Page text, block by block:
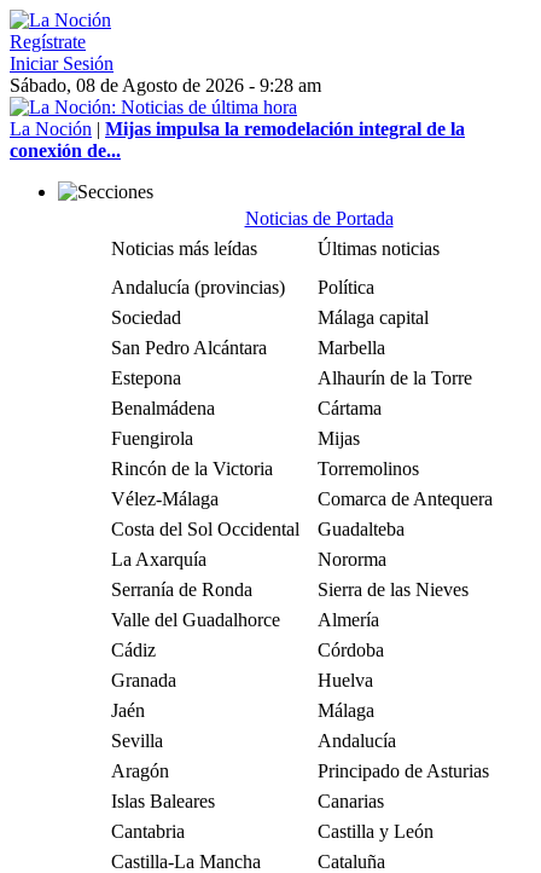
Regístrate
Iniciar Sesión
Sábado, 08 de Agosto de 2026 - 9:28 am
La Noción | Mijas impulsa la remodelación integral de la
conexión de...
Noticias de Portada
Noticias más leídas
Últimas noticias
Andalucía (provincias)
Política
Sociedad
Málaga capital
San Pedro Alcántara
Marbella
Estepona
Alhaurín de la Torre
Benalmádena
Cártama
Fuengirola
Mijas
Rincón de la Victoria
Torremolinos
Vélez-Málaga
Comarca de Antequera
Costa del Sol Occidental
Guadalteba
La Axarquía
Nororma
Serranía de Ronda
Sierra de las Nieves
Valle del Guadalhorce
Almería
Cádiz
Córdoba
Granada
Huelva
Jaén
Málaga
Sevilla
Andalucía
Aragón
Principado de Asturias
Islas Baleares
Canarias
Cantabria
Castilla y León
Castilla-La Mancha
Cataluña